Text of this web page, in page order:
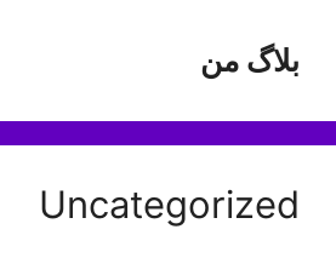
محتوابلاگ من
Uncategorized